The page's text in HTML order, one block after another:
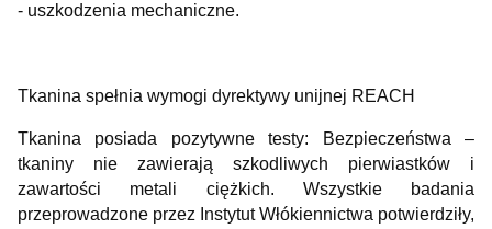
- uszkodzenia mechaniczne.
Tkanina spełnia wymogi dyrektywy unijnej REACH
Tkanina posiada pozytywne testy: Bezpieczeństwa –
tkaniny nie zawierają szkodliwych pierwiastków i
zawartości metali ciężkich. Wszystkie badania
przeprowadzone przez Instytut Włókiennictwa potwierdziły,